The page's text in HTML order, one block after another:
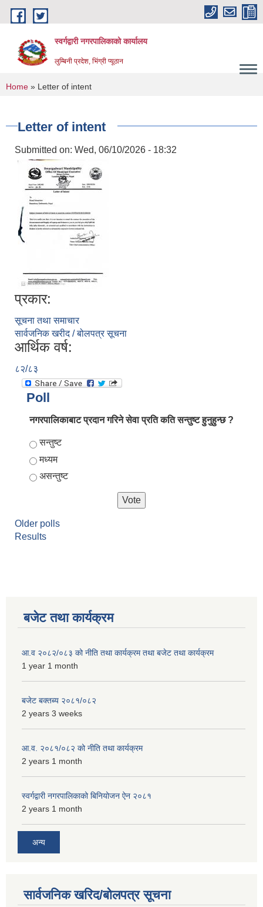
Skip to main content
स्वर्गद्वारी नगरपालिकाको कार्यालय
लुम्बिनी प्रदेश, भिंग्री प्यूठान
You are here
Home » Letter of intent
Letter of intent
Submitted on: Wed, 06/10/2026 - 18:32
प्रकार:
सूचना तथा समाचार
सार्वजनिक खरीद / बोलपत्र सूचना
आर्थिक वर्ष:
८२/८३
Poll
नगरपालिकाबाट प्रदान गरिने सेवा प्रति कति सन्तुष्ट हुनुहुन्छ ?
Choices
सन्तुष्ट
मध्यम
असन्तुष्ट
Older polls
Results
बजेट तथा कार्यक्रम
आ.व २०८२/०८३ को नीति तथा कार्यक्रम तथा बजेट तथा कार्यक्रम
1 year 1 month
बजेट बक्तब्य २०८१/०८२
2 years 3 weeks
आ.व. २०८१/०८२ को नीति तथा कार्यक्रम
2 years 1 month
स्वर्गद्वारी नगरपालिकाको बिनियोजन ऐन २०८१
2 years 1 month
अन्य
सार्वजनिक खरिद/बोलपत्र सूचना